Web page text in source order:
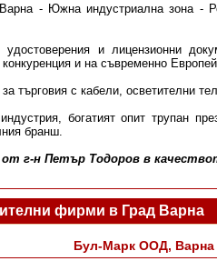
- Южна индустриална зона -
и лицензионни
и на съвременно
търговия с кабели, осветителни
богатият опит трупан
бранш.
г-н Петър Тодоров в
фирми в Град Варна
Бул-Марк ООД, Варна